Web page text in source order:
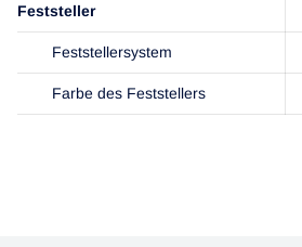
Feststeller
Feststellersystem
Farbe des Feststellers